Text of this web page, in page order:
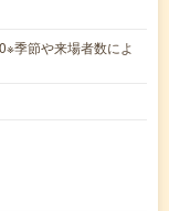
季節や来場者数によ